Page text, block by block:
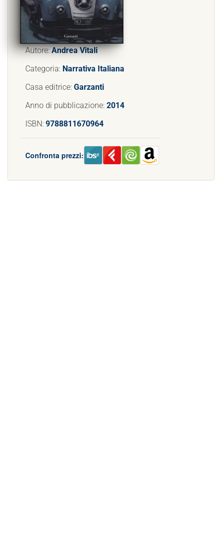
Autore:Andrea Vitali
Categoria: Narrativa Italiana
Casa editrice: Garzanti
Anno di pubblicazione: 2014
ISBN: 9788811670964
Confronta prezzi: